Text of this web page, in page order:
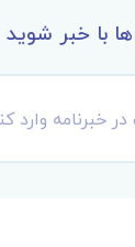
با خبر شوید